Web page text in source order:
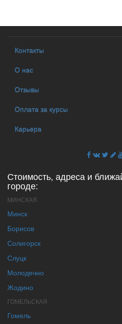
Контакты
О нас
Отзывы
Оплата за курсы
Карьера
Стоимость, адреса и
городе:
МИНСКАЯ
Минск
Борисов
Солигорск
Слуцк
Молодечно
Жодино
ГОМЕЛЬСКАЯ
Гомель